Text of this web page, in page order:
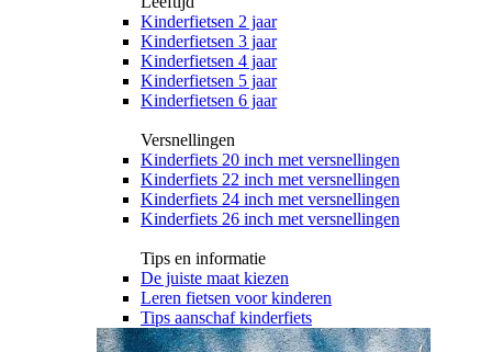
Kinderfietsen 2 jaar
Kinderfietsen 3 jaar
Kinderfietsen 4 jaar
Kinderfietsen 5 jaar
Kinderfietsen 6 jaar
Versnellingen
Kinderfiets 20 inch met versnellingen
Kinderfiets 22 inch met versnellingen
Kinderfiets 24 inch met versnellingen
Kinderfiets 26 inch met versnellingen
Tips en informatie
De juiste maat kiezen
Leren fietsen voor kinderen
Tips aanschaf kinderfiets